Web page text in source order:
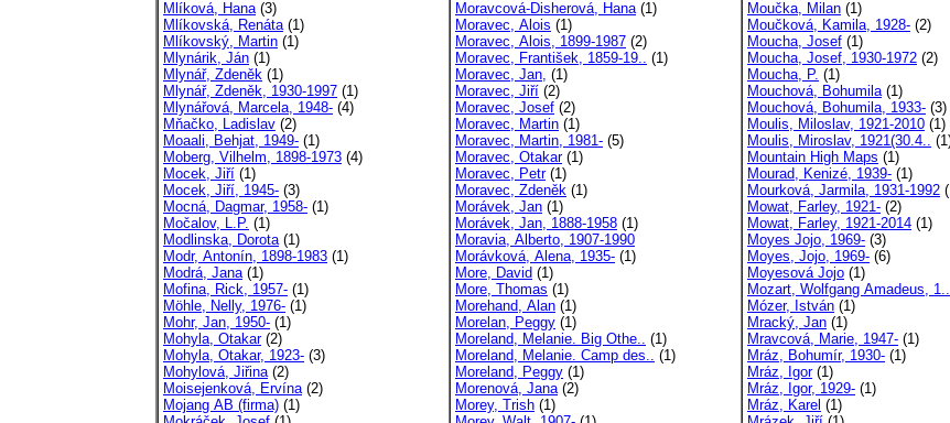
Mlíková, Hana(3)
Mlíkovská, Renáta(1)
Mlíkovský, Martin (1)
Mlynárik, Ján (1)
Mlynář, Zdeněk (1)
Mlynář, Zdeněk, 1930-1997 (1)
Mlynářová, Marcela, 1948- (4)
Mňačko, Ladislav (2)
Moaali, Behjat, 1949- (1)
Moberg, Vilhelm, 1898-1973 (4)
Mocek, Jiří (1)
Mocek, Jiří, 1945- (3)
Mocná, Dagmar, 1958- (1)
Močalov, L.P. (1)
Modlinska, Dorota(1)
Modr, Antonín, 1898-1983 (1)
Modrá, Jana(1)
Mofina, Rick, 1957- (1)
Möhle, Nelly, 1976- (1)
Mohr, Jan, 1950- (1)
Mohyla, Otakar(2)
Mohyla, Otakar, 1923- (3)
Mohylová, Jiřina(2)
Moisejenková, Ervína(2)
Mojang AB (firma) (1)
Moravcová-Disherová, Hana(1)
Moravec, Alois (1)
Moravec, Alois, 1899-1987 (2)
Moravec, František, 1859-19.. (1)
Moravec, Jan, (1)
Moravec, Jiří (2)
Moravec, Josef (2)
Moravec, Martin (1)
Moravec, Martin, 1981- (5)
Moravec, Otakar(1)
Moravec, Petr(1)
Moravec, Zdeněk (1)
Morávek, Jan (1)
Morávek, Jan, 1888-1958 (1)
Moravia, Alberto, 1907-1990
Morávková, Alena, 1935- (1)
More, David (1)
More, Thomas (1)
Morehand, Alan (1)
Morelan, Peggy (1)
Moreland, Melanie. Big Othe.. (1)
Moreland, Melanie. Camp des.. (1)
Moreland, Peggy (1)
Morenová, Jana(2)
Morey, Trish (1)
Moučka, Milan (1)
Moučková, Kamila, 1928- (2)
Moucha, Josef (1)
Moucha, Josef, 1930-1972 (2)
Moucha, P. (1)
Mouchová, Bohumila(1)
Mouchová, Bohumila, 1933- (3)
Moulis, Miloslav, 1921-2010 (1)
Moulis, Miroslav, 1921(30.4..
Mountain High Maps (1)
Mourad, Kenizé, 1939- (1)
Mourková, Jarmila, 1931-1992
Mowat, Farley, 1921- (2)
Mowat, Farley, 1921-2014 (1)
Moyes Jojo, 1969- (3)
Moyes, Jojo, 1969- (6)
Moyesová Jojo (1)
Mozart, Wolfgang Amadeus, 1..
Mózer, István (1)
Mracký, Jan (1)
Mravcová, Marie, 1947- (1)
Mráz, Bohumír, 1930- (1)
Mráz, Igor(1)
Mráz, Igor, 1929- (1)
Mráz, Karel (1)